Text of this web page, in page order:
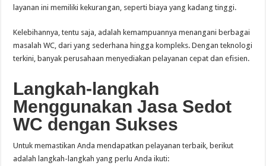
layanan ini memiliki kekurangan, seperti biaya yang kadang tinggi.
Kelebihannya, tentu saja, adalah kemampuannya menangani berbagai
masalah WC, dari yang sederhana hingga kompleks. Dengan teknologi
terkini, banyak perusahaan menyediakan pelayanan cepat dan efisien.
Langkah-langkah
Menggunakan Jasa Sedot
WC dengan Sukses
Untuk memastikan Anda mendapatkan pelayanan terbaik, berikut
adalah langkah-langkah yang perlu Anda ikuti: